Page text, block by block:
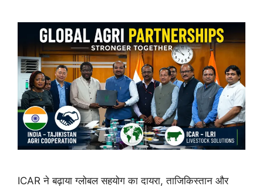
ICAR ने बढ़ाया ग्लोबल सहयोग का दायरा, ताजिकिस्तान और